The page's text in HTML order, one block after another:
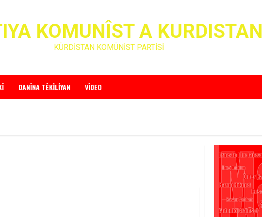
KOMUNÎST A KURDISTAN
KÜRDİSTAN KOMÜNİST PARTİSİ
DANÎNA TÊKILIYAN VÎDEO